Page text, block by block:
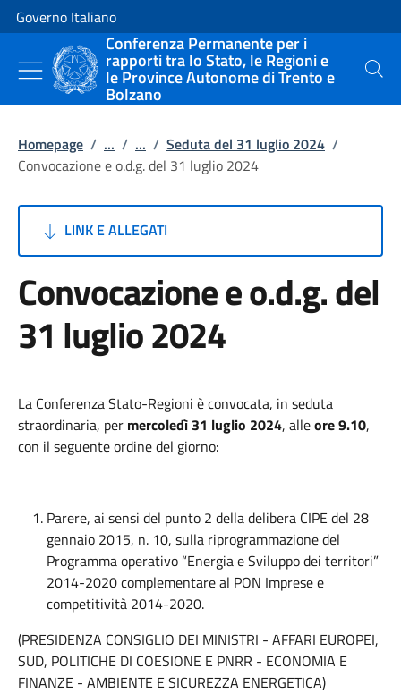
Vai al contenuto
Vai alla navigazione del sito
Governo Italiano
Conferenza Permanente per i
rapporti tra lo Stato, le Regioni e
le Province Autonome di Trento e
Bolzano
Cerca
Homepage / ... / ... / Seduta del 31 luglio 2024 /
Convocazione e o.d.g. del 31 luglio 2024
LINK E ALLEGATI
Convocazione e o.d.g. del
31 luglio 2024
La Conferenza Stato-Regioni è convocata, in seduta
straordinaria, per mercoledì 31 luglio 2024, alleore 9.10,
con il seguente ordine del giorno:
Parere, ai sensi del punto 2 della delibera CIPE del 28
gennaio 2015, n. 10, sulla riprogrammazione del
Programma operativo “Energia e Sviluppo dei territori”
2014-2020 complementare al PON Imprese e
competitività 2014-2020.
(PRESIDENZA CONSIGLIO DEI MINISTRI - AFFARI EUROPEI,
SUD, POLITICHE DI COESIONE E PNRR - ECONOMIA E
FINANZE - AMBIENTE E SICUREZZA ENERGETICA)